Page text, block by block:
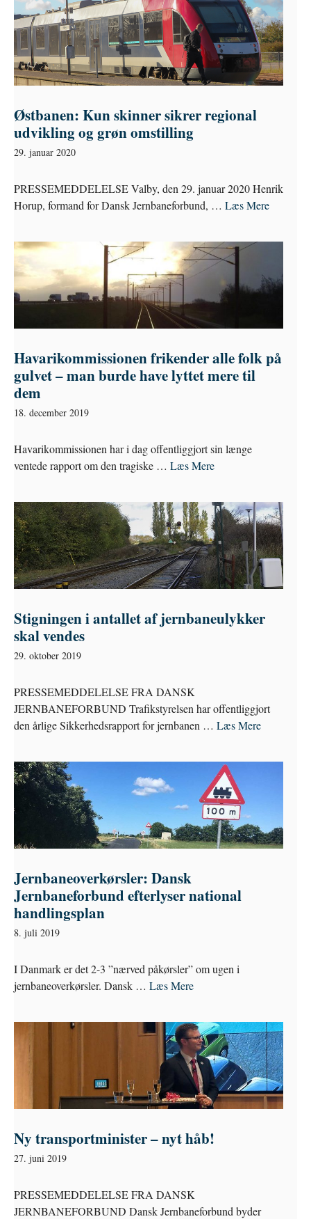
Østbanen: Kun skinner sikrer regional
udvikling og grøn omstilling
29. januar 2020
PRESSEMEDDELELSE Valby, den 29. januar 2020 Henrik
Horup, formand for Dansk Jernbaneforbund, … Læs Mere
Havarikommissionen frikender alle folk på
gulvet – man burde have lyttet mere til
dem
18. december 2019
Havarikommissionen har i dag offentliggjort sin længe
ventede rapport om den tragiske … Læs Mere
Stigningen i antallet af jernbaneulykker
skal vendes
29. oktober 2019
PRESSEMEDDELELSE FRA DANSK
JERNBANEFORBUND Trafikstyrelsen har offentliggjort
den årlige Sikkerhedsrapport for jernbanen … Læs Mere
Jernbaneoverkørsler: Dansk
Jernbaneforbund efterlyser national
handlingsplan
8. juli 2019
I Danmark er det 2-3 ”nærved påkørsler” om ugen i
jernbaneoverkørsler. Dansk … Læs Mere
Ny transportminister – nyt håb!
27. juni 2019
PRESSEMEDDELELSE FRA DANSK
JERNBANEFORBUND Dansk Jernbaneforbund byder